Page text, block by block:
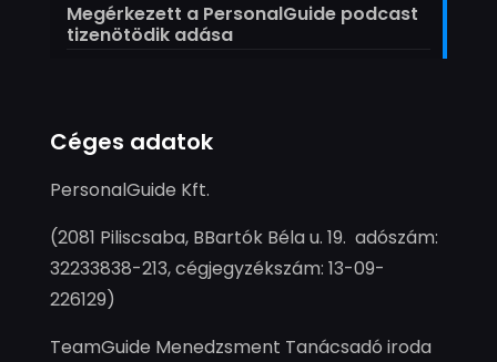
Megérkezett a PersonalGuide podcast
tizenötödik adása
Céges adatok
PersonalGuide Kft.
(2081 Piliscsaba, BBartók Béla u. 19. adószám:
32233838-213, cégjegyzékszám: 13-09-
226129)
TeamGuide Menedzsment Tanácsadó iroda